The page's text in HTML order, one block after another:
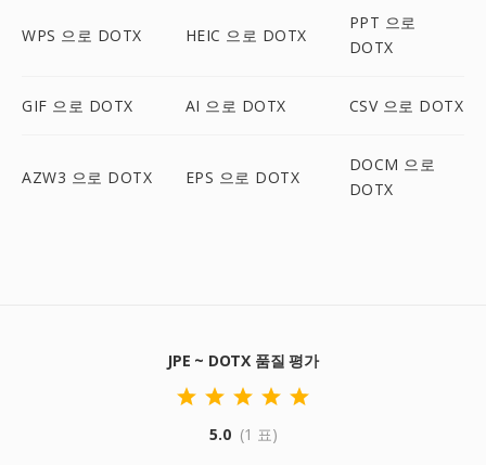
WPS 으로 DOTX HEIC 으로 DOTX
PPT 으로
DOTX
GIF 으로 DOTX AI 으로 DOTX CSV 으로 DOTX
AZW3 으로 DOTX EPS 으로 DOTX
DOCM 으로
DOTX
JPE ~ DOTX 품질 평가
5.0 (1 표)